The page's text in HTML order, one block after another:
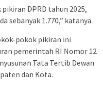
DPRD tahun 2025,
sebanyak 1.770,” katanya.
pokok pikiran ini
pemerintah RI Nomor 12
Tata Tertib Dewan
dan Kota.